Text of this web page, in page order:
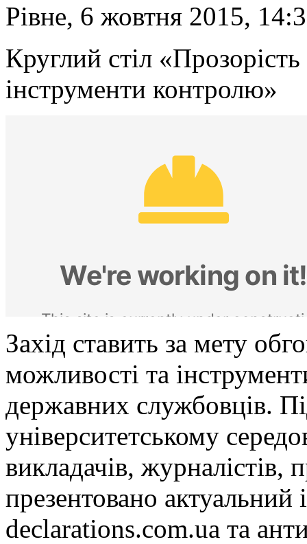
Рівне, 6 жовтня 2015,
Круглий стіл «Прозорість
інструменти контролю»
Захід ставить за мету
можливості та
державних службовців.
університетському
викладачів, журналістів,
презентовано
declarations.com.ua та